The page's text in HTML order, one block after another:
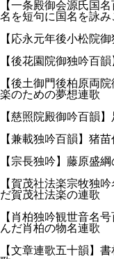
【一条殿御会源氏国
名を短句に国名を詠み
【応永元年後小松院
【後花園院御独吟百
【後土御門後柏原両
楽のための夢想連歌
【慈照院殿御吟百韻
【兼載独吟百韻】猪
【宗長独吟】藤原盛
【賀茂社法楽宗牧独
だ賀茂社法楽の連歌
【肖柏独吟観世音名
んだ肖柏の物名連歌
【文章連歌五十韻】